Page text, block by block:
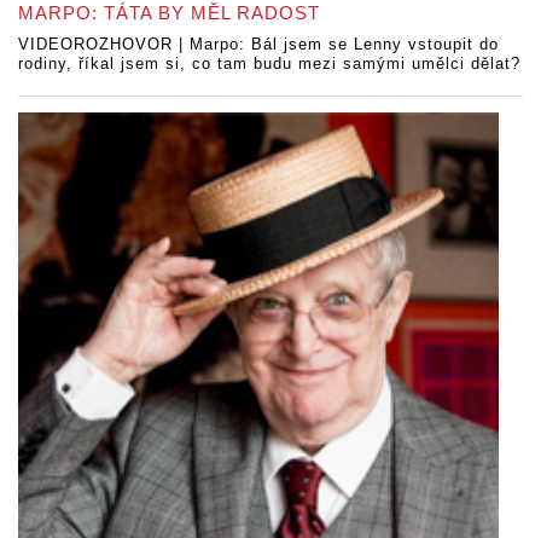
MARPO: TÁTA BY MĚL RADOST
VIDEOROZHOVOR | Marpo: Bál jsem se Lenny vstoupit do
rodiny, říkal jsem si, co tam budu mezi samými umělci dělat?